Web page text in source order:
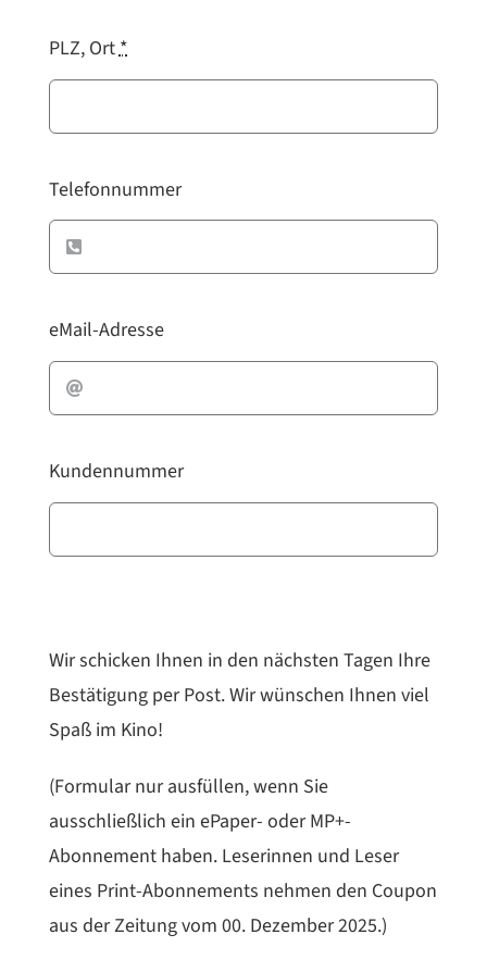
PLZ, Ort*
Telefonnummer
eMail-Adresse
Kundennummer
Wir schicken Ihnen in den nächsten Tagen Ihre
Bestätigung per Post. Wir wünschen Ihnen viel
Spaß im Kino!
(Formular nur ausfüllen, wenn Sie
ausschließlich ein ePaper- oder MP+-
Abonnement haben. Leserinnen und Leser
eines Print-Abonnements nehmen den Coupon
aus der Zeitung vom 00. Dezember 2025.)